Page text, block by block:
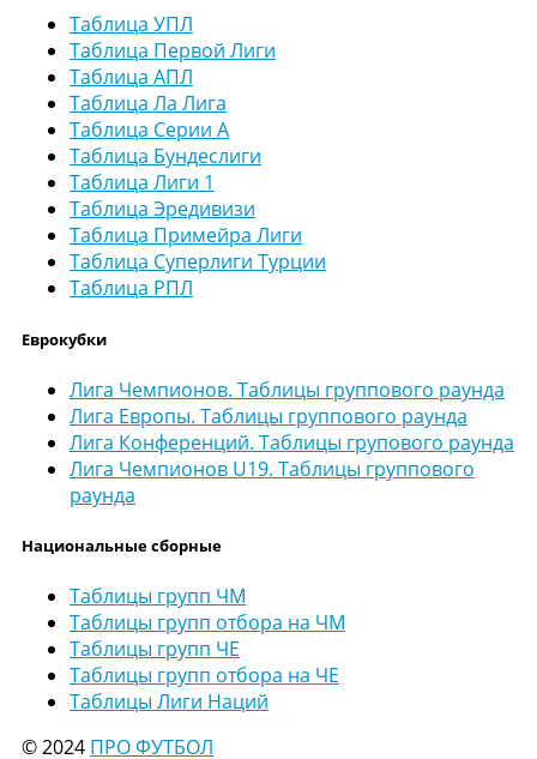
Таблица УПЛ
Таблица Первой Лиги
Таблица АПЛ
Таблица Ла Лига
Таблица Серии А
Таблица Бундеслиги
Таблица Лиги 1
Таблица Эредивизи
Таблица Примейра Лиги
Таблица Суперлиги Турции
Таблица РПЛ
Еврокубки
Лига Чемпионов. Таблицы группового раунда
Лига Европы. Таблицы группового раунда
Лига Конференций. Таблицы групового раунда
Лига Чемпионов U19. Таблицы группового
раунда
Национальные сборные
Таблицы групп ЧМ
Таблицы групп отбора на ЧМ
Таблицы групп ЧЕ
Таблицы групп отбора на ЧЕ
Таблицы Лиги Наций
© 2024 ПРО ФУТБОЛ